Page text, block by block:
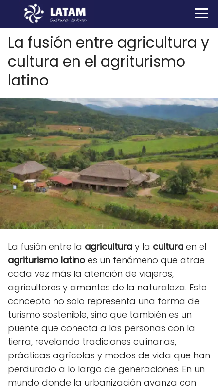
La fusión entre agricultura y
cultura en el agriturismo
latino
La fusión entre la agricultura y la cultura en el
agriturismo latino es un fenómeno que atrae
cada vez más la atención de viajeros,
agricultores y amantes de la naturaleza. Este
concepto no solo representa una forma de
turismo sostenible, sino que también es un
puente que conecta a las personas con la
tierra, revelando tradiciones culinarias,
prácticas agrícolas y modos de vida que han
perdurado a lo largo de generaciones. En un
mundo donde la urbanización avanza con